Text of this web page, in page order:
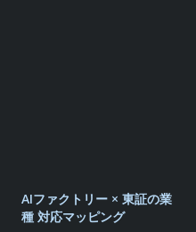
AIファクトリー × 東証の業
種 対応マッピング